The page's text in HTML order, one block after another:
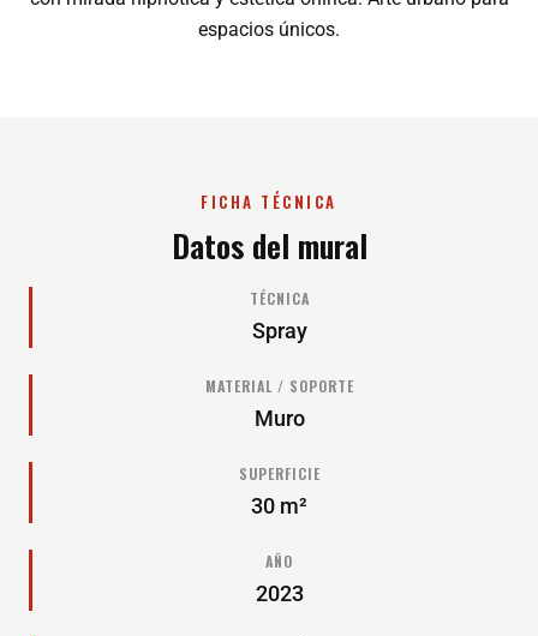
espacios únicos.
FICHA TÉCNICA
Datos del mural
TÉCNICA
Spray
MATERIAL / SOPORTE
Muro
SUPERFICIE
30 m²
AÑO
2023